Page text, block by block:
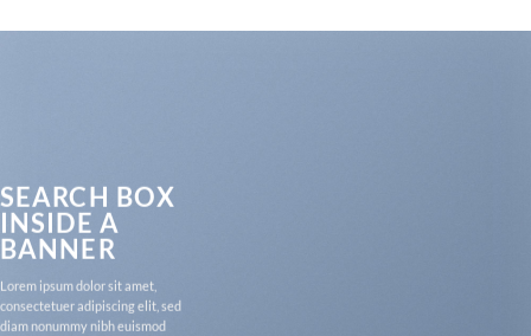
SEARCH BOX
INSIDE A
BANNER
Lorem ipsum dolor sit amet,
consectetuer adipiscing elit, sed
diam nonummy nibh euismod